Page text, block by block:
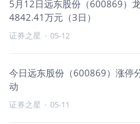
5月12日远东股份（600869）
4842.41万元（3日）
证券之星 · 05-12
今日远东股份（600869）涨停
动
证券之星 · 05-11